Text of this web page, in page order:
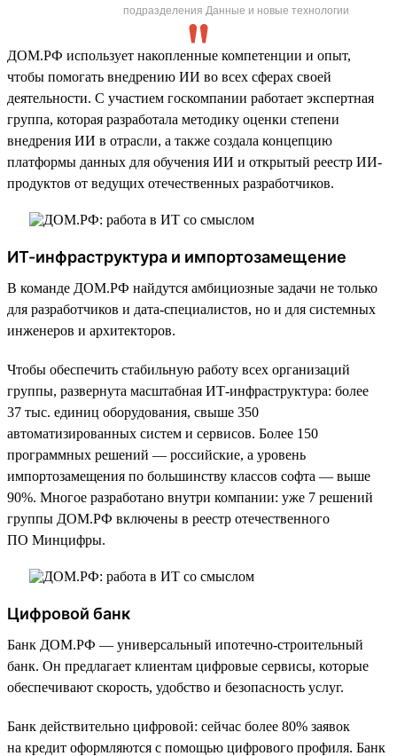
подразделения Данные и новые технологии
ДОМ.РФ использует накопленные компетенции и опыт,
чтобы помогать внедрению ИИ во всех сферах своей
деятельности. С участием госкомпании работает экспертная
группа, которая разработала методику оценки степени
внедрения ИИ в отрасли, а также создала концепцию
платформы данных для обучения ИИ и открытый реестр ИИ-
продуктов от ведущих отечественных разработчиков.
ИТ-инфраструктура и импортозамещение
В команде ДОМ.РФ найдутся амбициозные задачи не только
для разработчиков и дата-специалистов, но и для системных
инженеров и архитекторов.
Чтобы обеспечить стабильную работу всех организаций
группы, развернута масштабная ИТ-инфраструктура: более
37 тыс. единиц оборудования, свыше 350
автоматизированных систем и сервисов. Более 150
программных решений — российские, а уровень
импортозамещения по большинству классов софта — выше
90%. Многое разработано внутри компании: уже 7 решений
группы ДОМ.РФ включены в реестр отечественного
ПО Минцифры.
Цифровой банк
Банк ДОМ.РФ — универсальный ипотечно-строительный
банк. Он предлагает клиентам цифровые сервисы, которые
обеспечивают скорость, удобство и безопасность услуг.
Банк действительно цифровой: сейчас более 80% заявок
на кредит оформляются с помощью цифрового профиля. Банк